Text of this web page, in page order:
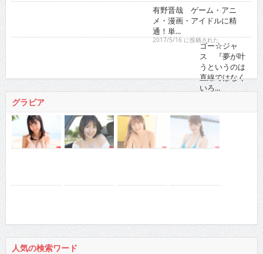
有野晋哉 ゲーム・アニメ・漫画・アイドルに精通！
ゴー☆ジャス 『夢が叶うというのは直線ではなくい
グラビア
人気の検索ワード